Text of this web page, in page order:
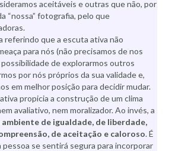
aceitáveis e outras que não, por
“nossa” fotografia, pelo que
referindo que a escuta ativa não
para nós (não precisamos de nos
de explorarmos outros
por nós próprios da sua validade e,
em melhor posição para decidir mudar.
propicia a construção de um clima
avaliativo, nem moralizador. Ao invés, a
de igualdade, de liberdade,
de aceitação e caloroso. É
se sentirá segura para incorporar